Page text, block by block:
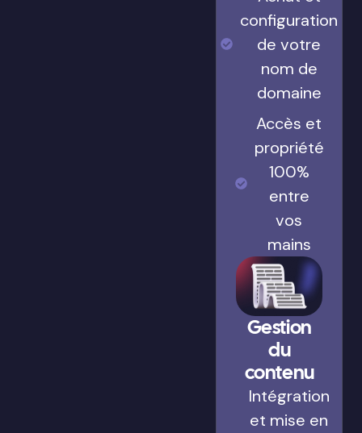
configuration
de votre
nom de
domaine
Accès et
propriété
100%
entre
vos
mains
Gestion
du
contenu
Intégration
et mise en